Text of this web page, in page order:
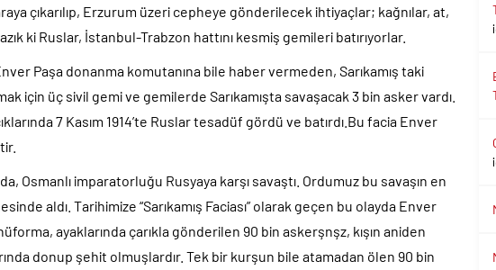
çıkarılıp, Erzurum üzeri cepheye gönderilecek ihtiyaçlar; kağnılar, at,
ki Ruslar, İstanbul-Trabzon hattını kesmiş gemileri batırıyorlar.
Paşa donanma komutanına bile haber vermeden, Sarıkamış taki
için üç sivil gemi ve gemilerde Sarıkamışta savaşacak 3 bin asker vardı.
7 Kasım 1914’te Ruslar tesadüf gördü ve batırdı.Bu facia Enver
Osmanlı imparatorluğu Rusyaya karşı savaştı. Ordumuz bu savaşın en
aldı. Tarihimize “Sarıkamış Faciası” olarak geçen bu olayda Enver
ayaklarında çarıkla gönderilen 90 bin askerşnşz, kışın aniden
donup şehit olmuşlardır. Tek bir kurşun bile atamadan ölen 90 bin